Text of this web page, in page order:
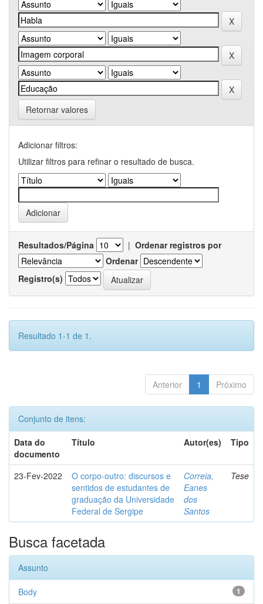
Retornar valores
Adicionar filtros:
Utilizar filtros para refinar o resultado de busca.
Resultados/Página | Ordenar registros por
Ordenar
Registro(s)
Resultado 1-1 de 1.
Anterior 1 Próximo
Conjunto de itens:
Data do
documento
Título Autor(es) Tipo
23-Fev-2022
O corpo-outro: discursos e
sentidos de estudantes de
graduação da Universidade
Federal de Sergipe
Correia,
Eanes
dos
Santos
Tese
Busca facetada
Assunto
1
Body